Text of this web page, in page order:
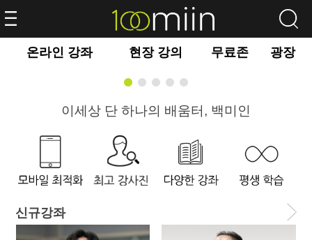
온라인 강좌 현장 강의 무료존 광장
이세상 단 하나의 배움터, 백미인
신규강좌